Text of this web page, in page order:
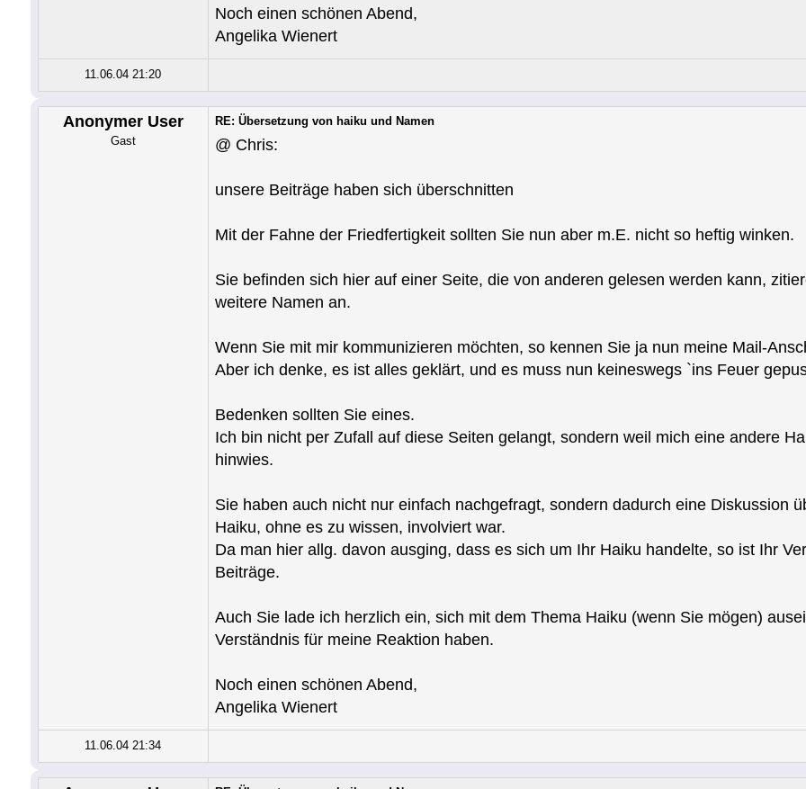
Noch einen schönen Abend,
Angelika Wienert
11.06.04 21:20
Anonymer User
Gast
RE: Übersetzung von haiku und Namen
@ Chris:
unsere Beiträge haben sich überschnitten
Mit der Fahne der Friedfertigkeit sollten Sie nun aber m.E. nicht so heftig winken.
Sie befinden sich hier auf einer Seite, die von anderen gelesen werden kann,
weitere Namen an.
Wenn Sie mit mir kommunizieren möchten, so kennen Sie ja nun meine Mail-
Aber ich denke, es ist alles geklärt, und es muss nun keineswegs `ins Feuer
Bedenken sollten Sie eines.
Ich bin nicht per Zufall auf diese Seiten gelangt, sondern weil mich eine andere
hinwies.
Sie haben auch nicht nur einfach nachgefragt, sondern dadurch eine Diskussion
Haiku, ohne es zu wissen, involviert war.
Da man hier allg. davon ausging, dass es sich um Ihr Haiku handelte, so ist Ihr
Beiträge.
Auch Sie lade ich herzlich ein, sich mit dem Thema Haiku (wenn Sie mögen)
Verständnis für meine Reaktion haben.
Noch einen schönen Abend,
Angelika Wienert
11.06.04 21:34